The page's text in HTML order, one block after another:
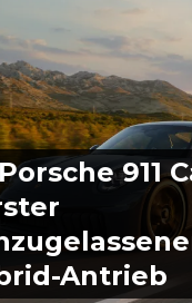
911
Antrieb